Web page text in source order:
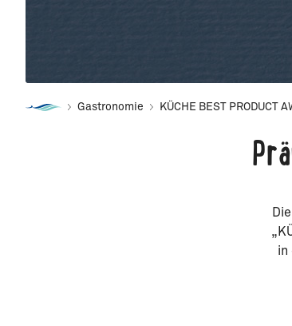
Gastronomie KÜCHE BEST PRODUCT
in